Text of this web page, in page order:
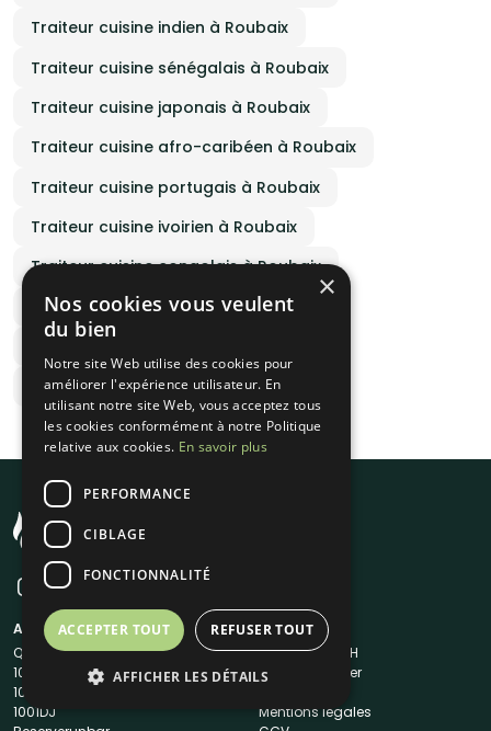
Traiteur cuisine indien à Roubaix
Traiteur cuisine sénégalais à Roubaix
Traiteur cuisine japonais à Roubaix
Traiteur cuisine afro-caribéen à Roubaix
Traiteur cuisine portugais à Roubaix
Traiteur cuisine ivoirien à Roubaix
Traiteur cuisine congolais à Roubaix
Traiteur cuisine grec à Roubaix
Traiteur cuisine vietnamien à Roubaix
A propos
Qui sommes-nous ?
1001Salles
1001Salles PRO
1001DJ
Liens utiles
Traiteur en 48H
Nous contacter
Mentions légales
×
Nos cookies vous veulent
du bien
Notre site Web utilise des cookies pour
améliorer l'expérience utilisateur. En
utilisant notre site Web, vous acceptez tous
les cookies conformément à notre Politique
relative aux cookies. En savoir plus
PERFORMANCE
CIBLAGE
FONCTIONNALITÉ
ACCEPTER TOUT REFUSER TOUT
AFFICHER LES DÉTAILS